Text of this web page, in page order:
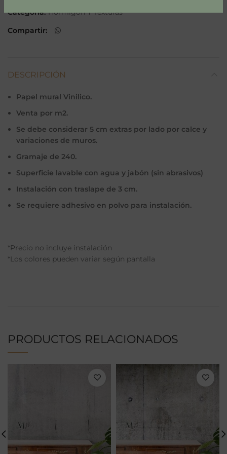
Categoría:Hormigón Y Texturas
Compartir
DESCRIPCIÓN
Papel mural Vinilico.
Venta por m2.
Se debe considerar 5 cm extras por lado por calce y
variaciones de muros.
Gramaje de 240.
Superficie lavable con agua y jabón (sin abrasivos)
Instalación con traslape de 3 cm.
Se requiere adhesivo en polvo para instalación.
*Precio no incluye instalación
*Los colores pueden variar según pantalla
PRODUCTOS RELACIONADOS